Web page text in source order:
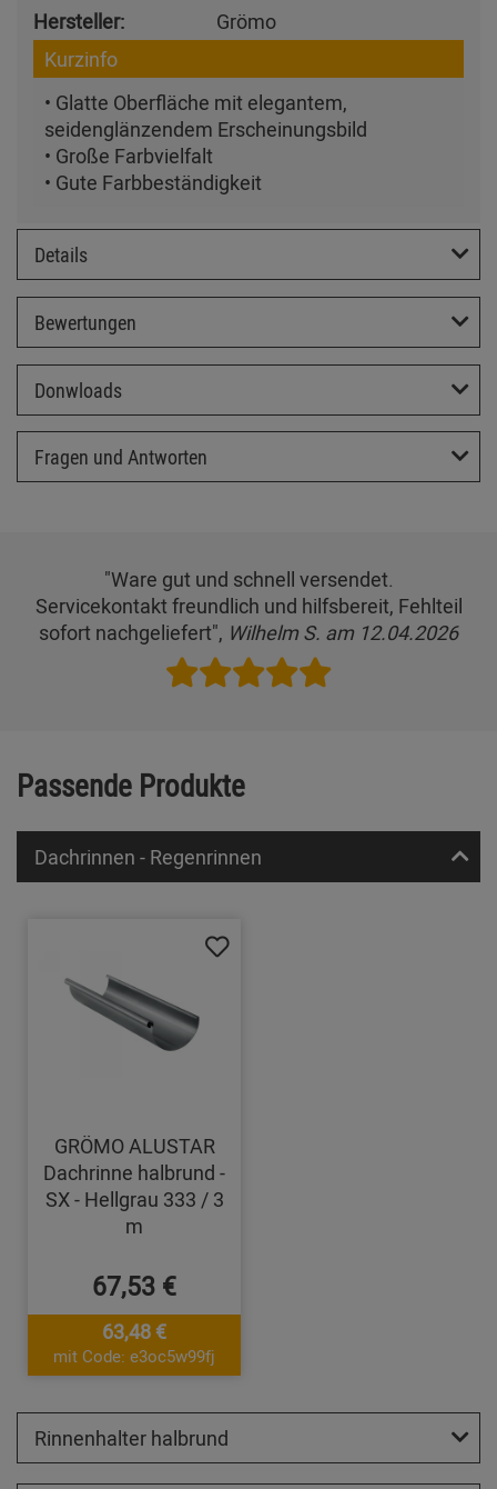
Hersteller:
Grömo
Kurzinfo
• Glatte Oberfläche mit elegantem,
seidenglänzendem Erscheinungsbild
• Große Farbvielfalt
• Gute Farbbeständigkeit
Details
Bewertungen
Donwloads
Fragen und Antworten
"Ware gut und schnell versendet.
Servicekontakt freundlich und hilfsbereit, Fehlteil
sofort nachgeliefert", Wilhelm S. am 12.04.2026
Passende Produkte
Dachrinnen - Regenrinnen
GRÖMO ALUSTAR
Dachrinne halbrund -
SX - Hellgrau 333 / 3
m
67,53 €
63,48 €
mit Code: e3oc5w99fj
Rinnenhalter halbrund